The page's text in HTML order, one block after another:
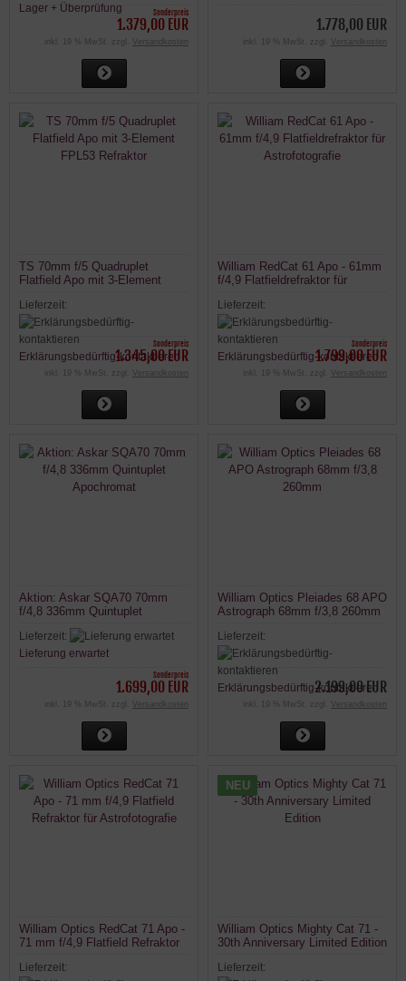
Lager + Überprüfung
Sonderpreis
1.379,00 EUR
inkl. 19 % MwSt. zzgl. Versandkosten
1.778,00 EUR
inkl. 19 % MwSt. zzgl. Versandkosten
TS 70mm f/5 Quadruplet
Flatfield Apo mit 3-Element
Lieferzeit:
Erklärungsbedürftig-kontaktieren
Sonderpreis
1.345,00 EUR
inkl. 19 % MwSt. zzgl. Versandkosten
William RedCat 61 Apo - 61mm
f/4,9 Flatfieldrefraktor für
Lieferzeit:
Erklärungsbedürftig-kontaktieren
Sonderpreis
1.799,00 EUR
inkl. 19 % MwSt. zzgl. Versandkosten
Aktion: Askar SQA70 70mm
f/4,8 336mm Quintuplet
Lieferzeit:
Lieferung erwartet
Sonderpreis
1.699,00 EUR
inkl. 19 % MwSt. zzgl. Versandkosten
William Optics Pleiades 68 APO
Astrograph 68mm f/3,8 260mm
Lieferzeit:
Erklärungsbedürftig-kontaktieren
2.199,00 EUR
inkl. 19 % MwSt. zzgl. Versandkosten
William Optics RedCat 71 Apo -
71 mm f/4,9 Flatfield Refraktor
Lieferzeit:
NEU
William Optics Mighty Cat 71 -
30th Anniversary Limited Edition
Lieferzeit: